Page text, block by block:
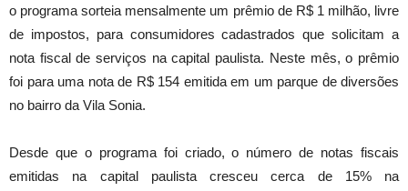
o programa sorteia mensalmente um prêmio de R$ 1 milhão, livre
de impostos, para consumidores cadastrados que solicitam a
nota fiscal de serviços na capital paulista. Neste mês, o prêmio
foi para uma nota de R$ 154 emitida em um parque de diversões
no bairro da Vila Sonia.
Desde que o programa foi criado, o número de notas fiscais
emitidas na capital paulista cresceu cerca de 15% na